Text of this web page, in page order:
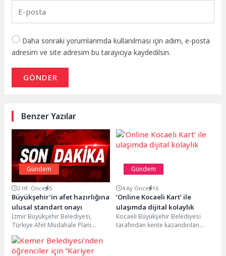
Daha sonraki yorumlarımda kullanılması için adım, e-posta
adresim ve site adresim bu tarayıcıya kaydedilsin.
GÖNDER
Benzer Yazılar
Gündem
2 Hf. Önce 5
Büyükşehir’in afet hazırlığına
ulusal standart onayı
İzmir Büyükşehir Belediyesi,
Türkiye Afet Müdahale Planı
(TAMP) kapsamında yürütülen
Beslenme Çalışma Grubu
çalışmaları sonucunda...
Gündem
4 Ay Önce 16
‘Online Kocaeli Kart’ ile
ulaşımda dijital kolaylık
Kocaeli Büyükşehir Belediyesi
tarafından kente kazandırılan